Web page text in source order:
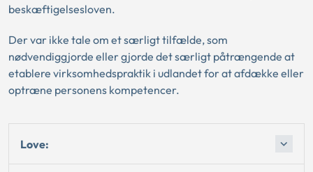
beskæftigelsesloven.
Der var ikke tale om et særligt tilfælde, som
nødvendiggjorde eller gjorde det særligt påtrængende at
etablere virksomhedspraktik i udlandet for at afdække eller
optræne personens kompetencer.
Love: